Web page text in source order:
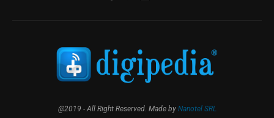
@2019 - All Right Reserved. Made by Nanotel SRL